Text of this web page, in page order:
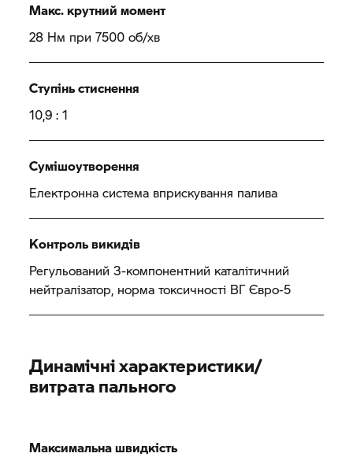
Макс. крутний момент
28 Нм при 7500 об/хв
Ступінь стиснення
10,9 : 1
Сумішоутворення
Електронна система вприскування палива
Контроль викидів
Регульований 3-компонентний каталітичний
нейтралізатор, норма токсичності ВГ Євро-5
Динамічні характеристики/
витрата пального
Максимальна швидкість